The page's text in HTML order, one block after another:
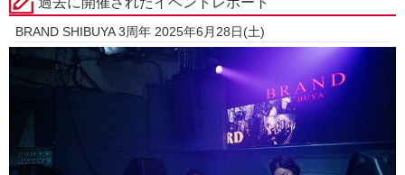
BRAND SHIBUYA 3周年 2025年6月28日(土)